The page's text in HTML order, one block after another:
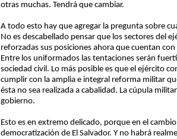
otras muchas. Tendrá que cambiar.
A todo esto hay que agregar la pregunta sobre
No es descabellado pensar que los sectores del
reforzadas sus posiciones ahora que cuentan
Entre los uniformados las tentaciones serán
sociedad civil. Lo más posible es que el ejército
cumplir con la amplia e integral reforma militar
ésta no sea realizada a cabalidad. La cúpula
gobierno.
Esto es en extremo delicado, porque en el
democratización de El Salvador. Y no habrá